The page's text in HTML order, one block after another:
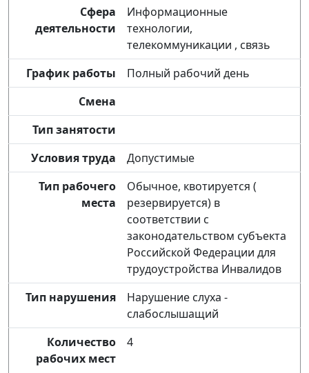
Сфера
деятельности
Информационные
технологии,
телекоммуникации , связь
График работы
Полный рабочий день
Смена
Тип занятости
Условия труда
Допустимые
Тип рабочего
места
Обычное, квотируется (
резервируется) в
соответствии с
законодательством субъекта
Российской Федерации для
трудоустройства Инвалидов
Тип нарушения
Нарушение слуха -
слабослышащий
Количество
рабочих мест
4